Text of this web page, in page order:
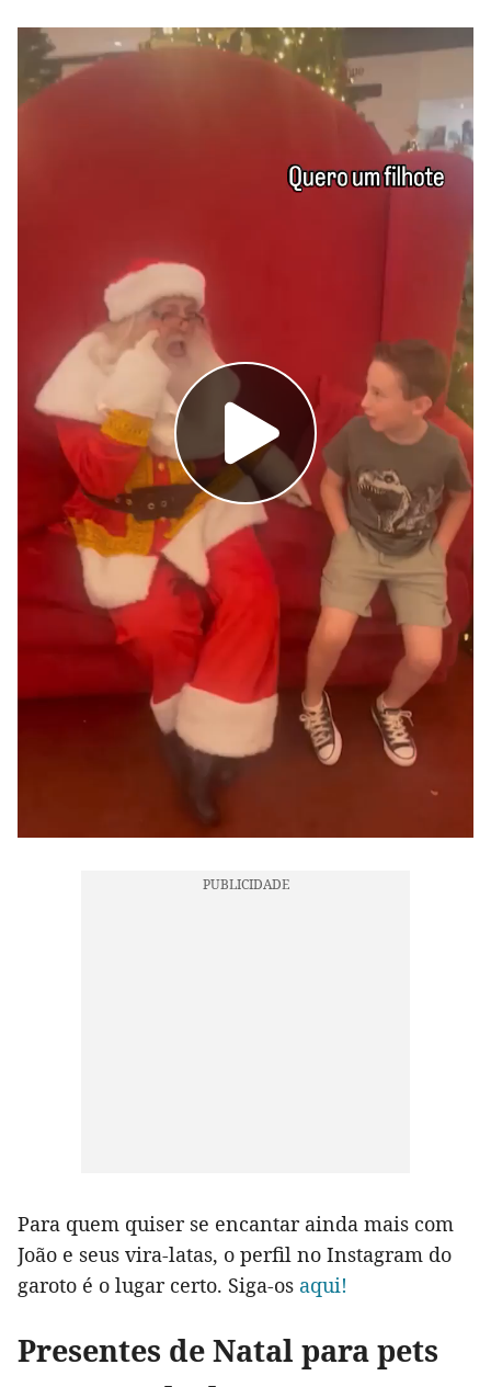
Para quem quiser se encantar ainda mais com
João e seus vira-latas, o perfil no Instagram do
garoto é o lugar certo. Siga-os aqui!
Presentes de Natal para pets